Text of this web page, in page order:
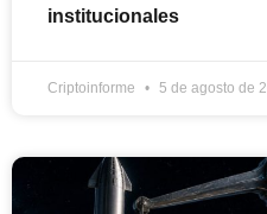
institucionales
Criptoinforme 5 de agosto de